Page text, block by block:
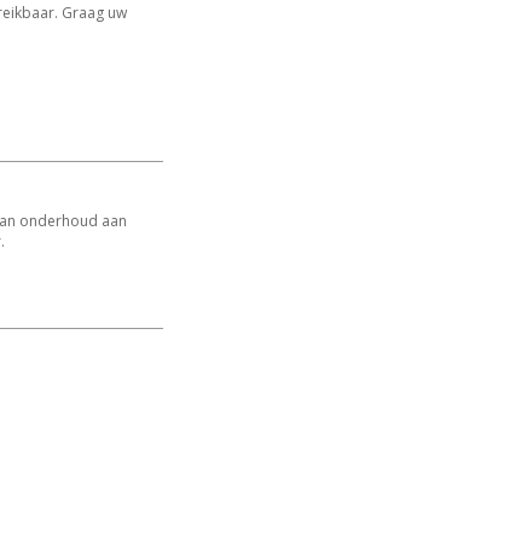
Graag uw
onderhoud aan